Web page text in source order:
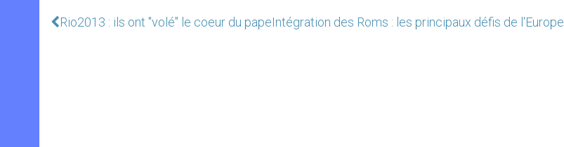
Rio2013 : ils ont "volé" le coeur du papeIntégration des Roms : les principaux défis de l'Europe